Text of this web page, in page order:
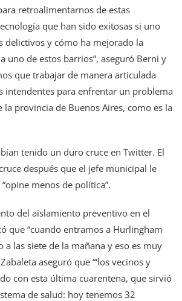
retroalimentarnos de estas
que han sido exitosas si uno
delictivos y cómo ha mejorado la
uno de estos barrios”, aseguró Berni y
que trabajar de manera articulada
intendentes para enfrentar un problema
provincia de Buenos Aires, como es la
tenido un duro cruce en Twitter. El
después que el jefe municipal le
menos de política”.
del aislamiento preventivo en el
que “cuando entramos a Hurlingham
a las siete de la mañana y eso es muy
aseguró que “‘los vecinos y
con esta última cuarentena, que sirvió
de salud: hoy tenemos 32